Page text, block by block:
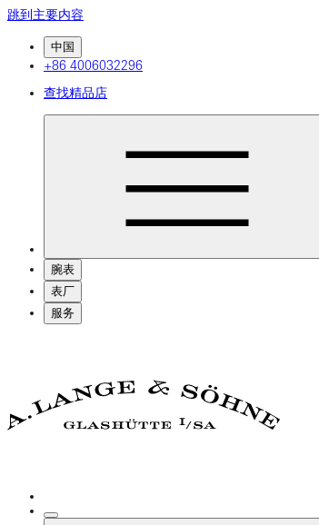
跳到主要内容
中国
+86 4006032296
查找精品店
腕表
表厂
服务